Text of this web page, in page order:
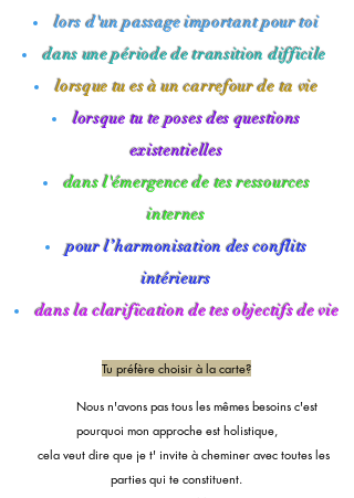
lors d'un passage important pour toi
dans une période de transition difficile
lorsque tu es à un carrefour de ta vie
lorsque tu te poses des questions
existentielles
dans l'émergence de tes ressources
internes
pour l’harmonisation des conflits
intérieurs
dans la clarification de tes objectifs de vie
Tu préfère choisir à la carte?
Nous n'avons pas tous les mêmes besoins c'est
pourquoi mon approche est holistique,
cela veut dire que je t' invite àcheminer avectoutes les
parties qui te constituent.